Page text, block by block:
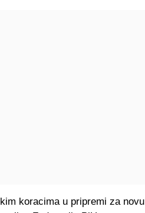
koracima u pripremi za novu